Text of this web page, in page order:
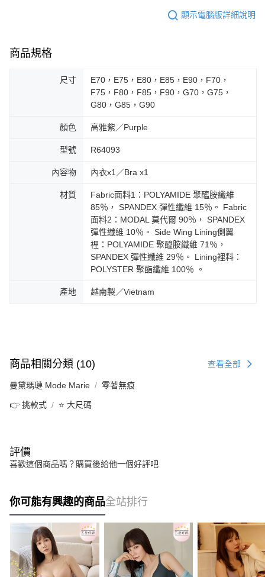
顯示電腦版詳細說明
商品規格
尺寸
E70，E75，E80，E85，E90，F70，
F75，F80，F85，F90，G70，G75，
G80，G85，G90
顏色 高雅紫／Purple
型號 R64093
內容物 內衣x1／Bra x1
材質
Fabric面料1：POLYAMIDE 聚醯胺纖維
85％， SPANDEX 彈性纖維 15％。 Fabric
面料2：MODAL 莫代爾 90％， SPANDEX
彈性纖維 10％。 Side Wing Lining側翼
裡：POLYAMIDE 聚醯胺纖維 71％，
SPANDEX 彈性纖維 29％。 Lining裡料：
POLYSTER 聚酯纖維 100％ 。
產地 越南製／Vietnam
商品相關分類 (10) 查看全部
曼黛瑪璉 Mode Marie 零著無痕
👉 挑款式 ⭐ 大尺碼
評價
喜歡這個商品嗎？購買後給他一個好評吧
你可能有興趣的商品全站排行